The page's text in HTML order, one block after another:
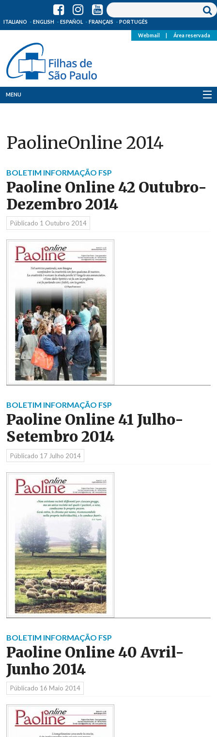
ITALIANO ENGLISH ESPAÑOL FRANÇAIS PORTUGÊS
Webmail Área reservada
MENU
Onde Estamos
Recursos
Media
PaolineOnline 2014
BOLETIM INFORMAÇÃO FSP
Paoline Online 42 Outubro-
Dezembro 2014
Públicado 1 Outubro 2014
BOLETIM INFORMAÇÃO FSP
Paoline Online 41 Julho-
Setembro 2014
Públicado 17 Julho 2014
BOLETIM INFORMAÇÃO FSP
Paoline Online 40 Avril-
Junho 2014
Públicado 16 Maio 2014